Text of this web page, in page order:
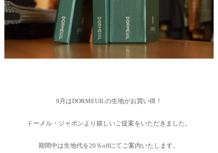
9月はDORMEUILの生地がお買い得！
ドーメル・ジャポンより嬉しいご提案をいただきました。
期間中は生地代を20％offにてご案内いたします。